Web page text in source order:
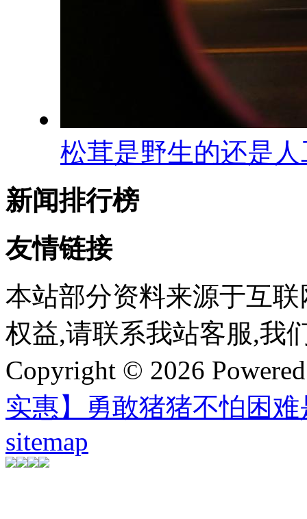
松茸是野生的还是
新闻排行榜
友情链接
本站部分资料来源于互
权益,请联系我站客服,我
Copyright © 2026
实惠】勇敢猪猪不怕困
sitemap